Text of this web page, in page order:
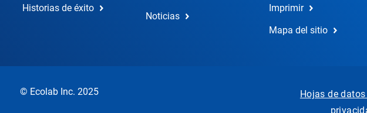
Historias de éxito
Noticias
Imprimir
Mapa del sitio
© Ecolab Inc. 2025 Hojas de